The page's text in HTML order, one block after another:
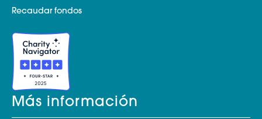
Recaudar fondos
Más información